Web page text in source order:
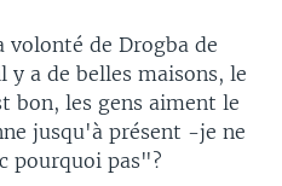
de Drogba de
a de belles maisons, le
bon, les gens aiment le
jusqu'à présent -je ne
pourquoi pas"?